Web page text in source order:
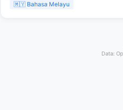
🇲🇾 Bahasa Melayu
Data: